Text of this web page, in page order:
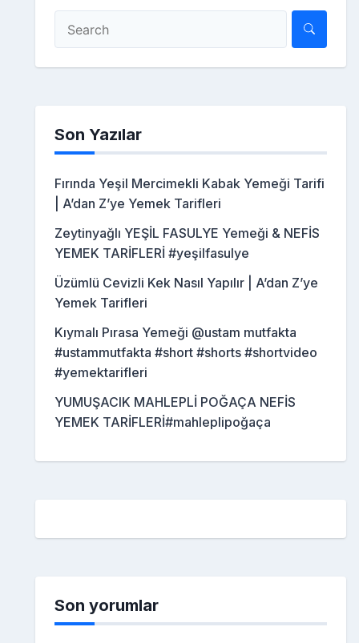
Son Yazılar
Fırında Yeşil Mercimekli Kabak Yemeği Tarifi
| A’dan Z’ye Yemek Tarifleri
Zeytinyağlı YEŞİL FASULYE Yemeği & NEFİS
YEMEK TARİFLERİ #yeşilfasulye
Üzümlü Cevizli Kek Nasıl Yapılır | A’dan Z’ye
Yemek Tarifleri
Kıymalı Pırasa Yemeği @ustam mutfakta
#ustammutfakta #short #shorts #shortvideo
#yemektarifleri
YUMUŞACIK MAHLEPLİ POĞAÇA NEFİS
YEMEK TARİFLERİ#mahleplipoğaça
Son yorumlar